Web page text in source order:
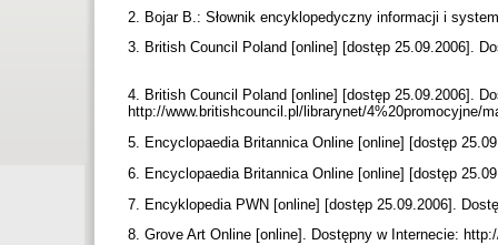
2. Bojar B.: Słownik encyklopedyczny informacji i
3. British Council Poland [online] [dostęp 25.09.2006].
4. British Council Poland [online] [dostęp 25.09.2006].
http://www.britishcouncil.pl/librarynet/4%20promocyjne/
5. Encyclopaedia Britannica Online [online] [dostęp
6. Encyclopaedia Britannica Online [online] [dostęp
7. Encyklopedia PWN [online] [dostęp 25.09.2006].
8. Grove Art Online [online]. Dostępny w Internecie: